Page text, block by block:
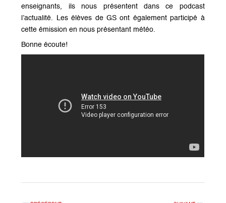
enseignants, ils nous présentent dans ce podcast
l’actualité. Les élèves de GS ont également participé à
cette émission en nous présentant météo.
Bonne écoute!